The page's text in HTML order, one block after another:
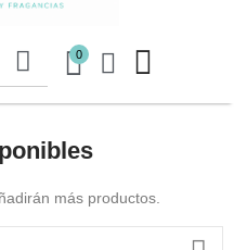
0
más productos.